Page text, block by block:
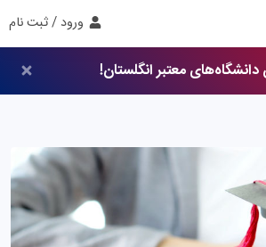
ورود / ثبت نام
دانشگاه‌های معتبر انگلستان!